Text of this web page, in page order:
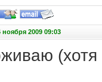
2009 09:03
(хотя